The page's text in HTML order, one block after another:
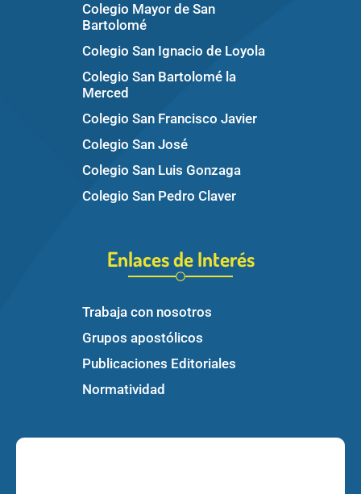
Colegio Mayor de San
Bartolomé
Colegio San Ignacio de Loyola
Colegio San Bartolomé la
Merced
Colegio San Francisco Javier
Colegio San José
Colegio San Luis Gonzaga
Colegio San Pedro Claver
Enlaces de Interés
Trabaja con nosotros
Grupos apostólicos
Publicaciones Editoriales
Normatividad